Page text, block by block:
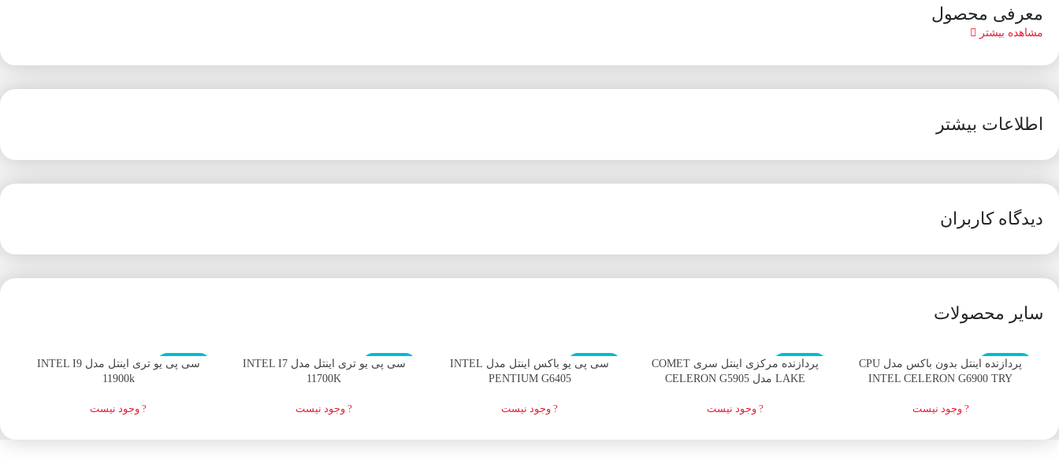
معرفی محصول
مشاهده بیشتر
اطلاعات بیشتر
دیدگاه کاربران
سایر محصولات
اتمام موجودی
پردازنده اینتل بدون باکس مدل CPU
INTEL CELERON G6900 TRY
? وجود نیست
اتمام موجودی
پردازنده مرکزی اینتل سری COMET
LAKE مدل CELERON G5905
? وجود نیست
اتمام موجودی
سی پی یو باکس اینتل مدل INTEL
PENTIUM G6405
? وجود نیست
اتمام موجودی
سی پی یو تری اینتل مدل INTEL I7
11700K
? وجود نیست
اتمام موجودی
سی پی یو تری اینتل مدل INTEL I9
11900k
? وجود نیست